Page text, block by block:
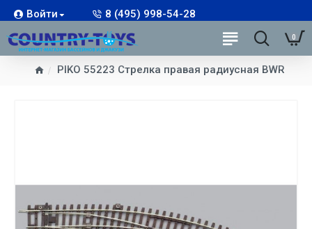
Войти 8 (495) 998-54-28
0
PIKO 55223 Стрелка правая радиусная BWR